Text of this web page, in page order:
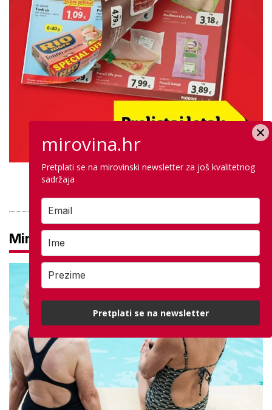
Mirovine
mirovina.hr
Pretplati se na mirovinski newsletter za još kvalitetnog
sadržaja
Pretplati se na newsletter